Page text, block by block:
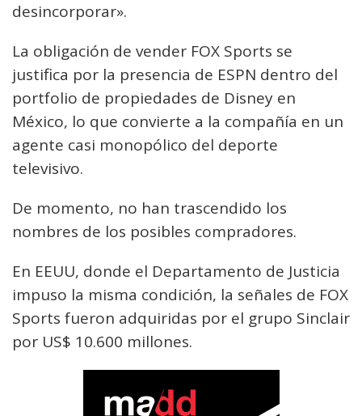
desincorporar».
La obligación de vender FOX Sports se
justifica por la presencia de ESPN dentro del
portfolio de propiedades de Disney en
México, lo que convierte a la compañía en un
agente casi monopólico del deporte
televisivo.
De momento, no han trascendido los
nombres de los posibles compradores.
En EEUU, donde el Departamento de Justicia
impuso la misma condición, la señales de FOX
Sports fueron adquiridas por el grupo Sinclair
por US$ 10.600 millones.